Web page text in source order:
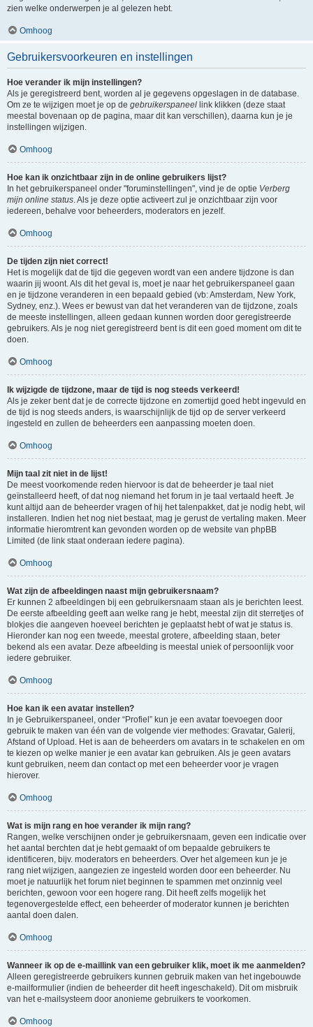
zien welke onderwerpen je al gelezen hebt.
Omhoog
Gebruikersvoorkeuren en instellingen
Hoe verander ik mijn instellingen?
Als je geregistreerd bent, worden al je gegevens opgeslagen in de database.
Om ze te wijzigen moet je op de gebruikerspaneel link klikken (deze staat
meestal bovenaan op de pagina, maar dit kan verschillen), daarna kun je je
instellingen wijzigen.
Omhoog
Hoe kan ik onzichtbaar zijn in de online gebruikers lijst?
In het gebruikerspaneel onder "foruminstellingen", vind je de optie Verberg
mijn online status. Als je deze optie activeert zul je onzichtbaar zijn voor
iedereen, behalve voor beheerders, moderators en jezelf.
Omhoog
De tijden zijn niet correct!
Het is mogelijk dat de tijd die gegeven wordt van een andere tijdzone is dan
waarin jij woont. Als dit het geval is, moet je naar het gebruikerspaneel gaan
en je tijdzone veranderen in een bepaald gebied (vb: Amsterdam, New York,
Sydney, enz.). Wees er bewust van dat het veranderen van de tijdzone, zoals
de meeste instellingen, alleen gedaan kunnen worden door geregistreerde
gebruikers. Als je nog niet geregistreerd bent is dit een goed moment om dit te
doen.
Omhoog
Ik wijzigde de tijdzone, maar de tijd is nog steeds verkeerd!
Als je zeker bent dat je de correcte tijdzone en zomertijd goed hebt ingevuld en
de tijd is nog steeds anders, is waarschijnlijk de tijd op de server verkeerd
ingesteld en zullen de beheerders een aanpassing moeten doen.
Omhoog
Mijn taal zit niet in de lijst!
De meest voorkomende reden hiervoor is dat de beheerder je taal niet
geïnstalleerd heeft, of dat nog niemand het forum in je taal vertaald heeft. Je
kunt altijd aan de beheerder vragen of hij het talenpakket, dat je nodig hebt, wil
installeren. Indien het nog niet bestaat, mag je gerust de vertaling maken. Meer
informatie hieromtrent kan gevonden worden op de website van phpBB
Limited (de link staat onderaan iedere pagina).
Omhoog
Wat zijn de afbeeldingen naast mijn gebruikersnaam?
Er kunnen 2 afbeeldingen bij een gebruikersnaam staan als je berichten leest.
De eerste afbeelding geeft aan welke rang je hebt, meestal zijn dit sterretjes of
blokjes die aangeven hoeveel berichten je geplaatst hebt of wat je status is.
Hieronder kan nog een tweede, meestal grotere, afbeelding staan, beter
bekend als een avatar. Deze afbeelding is meestal uniek of persoonlijk voor
iedere gebruiker.
Omhoog
Hoe kan ik een avatar instellen?
In je Gebruikerspaneel, onder “Profiel” kun je een avatar toevoegen door
gebruik te maken van één van de volgende vier methodes: Gravatar, Galerij,
Afstand of Upload. Het is aan de beheerders om avatars in te schakelen en om
te kiezen op welke manier je een avatar kan gebruiken. Als je geen avatars
kunt gebruiken, neem dan contact op met een beheerder voor je vragen
hierover.
Omhoog
Wat is mijn rang en hoe verander ik mijn rang?
Rangen, welke verschijnen onder je gebruikersnaam, geven een indicatie over
het aantal berchten dat je hebt gemaakt of om bepaalde gebruikers te
identificeren, bijv. moderators en beheerders. Over het algemeen kun je je
rang niet wijzigen, aangezien ze ingesteld worden door een beheerder. Nu
moet je natuurlijk het forum niet beginnen te spammen met onzinnig veel
berichten, gewoon voor een hogere rang. Dit heeft zelfs mogelijk het
tegenovergestelde effect, een beheerder of moderator kunnen je berichten
aantal doen dalen.
Omhoog
Wanneer ik op de e-maillink van een gebruiker klik, moet ik me aanmelden?
Alleen geregistreerde gebruikers kunnen gebruik maken van het ingebouwde
e-mailformulier (indien de beheerder dit heeft ingeschakeld). Dit om misbruik
van het e-mailsysteem door anonieme gebruikers te voorkomen.
Omhoog